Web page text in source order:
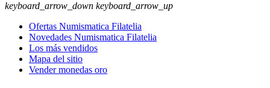
keyboard_arrow_down keyboard_arrow_up
Ofertas Numismatica Filatelia
Novedades Numismatica Filatelia
Los más vendidos
Mapa del sitio
Vender monedas oro